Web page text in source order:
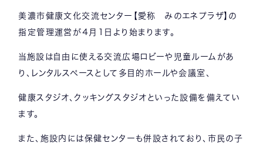
美濃市健康文化交流センター【愛称 みのエネプラザ】の
指定管理運営が４月１日より始まります。
当施設は自由に使える交流広場ロビーや児童ルームがあ
り、レンタルスペースとして多目的ホールや会議室、
健康スタジオ、クッキングスタジオといった設備を備えてい
ます。
また、施設内には保健センターも併設されており、市民の子